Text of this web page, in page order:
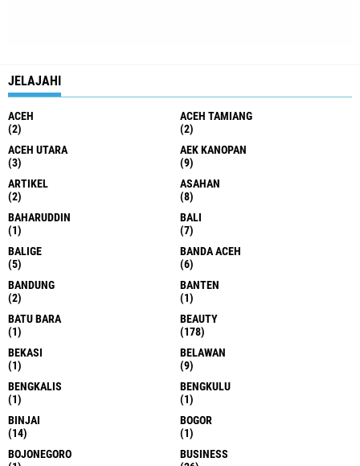
JELAJAHI
ACEH
(2)
ACEH TAMIANG
(2)
ACEH UTARA
(3)
AEK KANOPAN
(9)
ARTIKEL
(2)
ASAHAN
(8)
BAHARUDDIN
(1)
BALI
(7)
BALIGE
(5)
BANDA ACEH
(6)
BANDUNG
(2)
BANTEN
(1)
BATU BARA
(1)
BEAUTY
(178)
BEKASI
(1)
BELAWAN
(9)
BENGKALIS
(1)
BENGKULU
(1)
BINJAI
(14)
BOGOR
(1)
BOJONEGORO
BUSINESS